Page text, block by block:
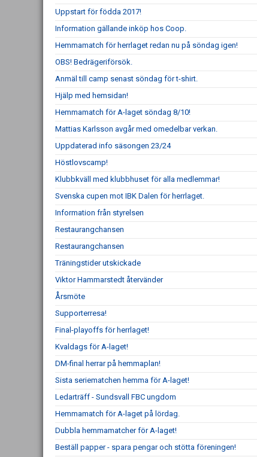
Uppstart för födda 2017!
Information gällande inköp hos Coop.
Hemmamatch för herrlaget redan nu på söndag igen!
OBS! Bedrägeriförsök.
Anmäl till camp senast söndag för t-shirt.
Hjälp med hemsidan!
Hemmamatch för A-laget söndag 8/10!
Mattias Karlsson avgår med omedelbar verkan.
Uppdaterad info säsongen 23/24
Höstlovscamp!
Klubbkväll med klubbhuset för alla medlemmar!
Svenska cupen mot IBK Dalen för herrlaget.
Information från styrelsen
Restaurangchansen
Restaurangchansen
Träningstider utskickade
Viktor Hammarstedt återvänder
Årsmöte
Supporterresa!
Final-playoffs för herrlaget!
Kvaldags för A-laget!
DM-final herrar på hemmaplan!
Sista seriematchen hemma för A-laget!
Ledarträff - Sundsvall FBC ungdom
Hemmamatch för A-laget på lördag.
Dubbla hemmamatcher för A-laget!
Beställ papper - spara pengar och stötta föreningen!